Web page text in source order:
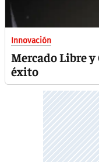
Innovación
Mercado Libre
éxito